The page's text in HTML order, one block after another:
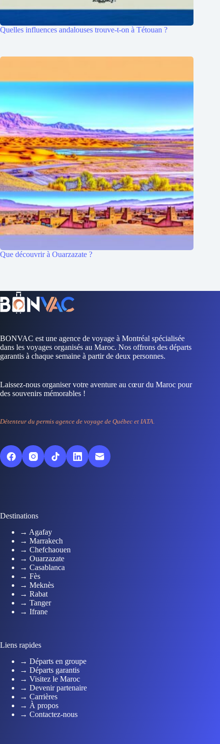
Quelles influences andalouses trouve-t-on à Tétouan ?
Que découvrir à Ouarzazate ?
BONVAC est une agence de voyage à Montréal spécialisée
dans les voyages organisés au Maroc. Nos offrons des départs
garantis à chaque semaine à partir de deux personnes.
Laissez-nous organiser votre aventure au cœur du Maroc pour
des souvenirs mémorables !
Détenteur du permis agence de voyage de Québec et IATA.
Destinations
→ Agafay
→ Marrakech
→ Chefchaouen
→ Ouarzazate
→ Casablanca
→ Fès
→ Meknès
→ Rabat
→ Tanger
→ Ifrane
Liens rapides
→ Départs en groupe
→ Départs garantis
→ Visitez le Maroc
→ Devenir partenaire
→ Carrières
→ À propos
→ Contactez-nous